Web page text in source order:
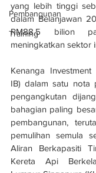
Pembangunan
Training
yang lebih tinggi
dalam Belanjawan
RM88.5 bilion
meningkatkan sektor
Kenanga
IB) dalam satu nota
pengangkutan
bahagian paling
pembangunan,
pemulihan semula
Aliran Berkapasiti
Kereta Api